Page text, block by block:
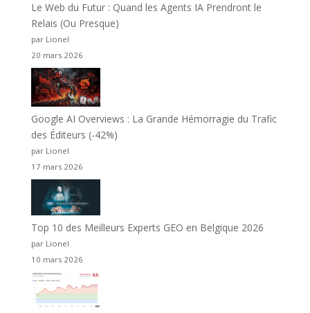
Le Web du Futur : Quand les Agents IA Prendront le
Relais (Ou Presque)
par Lionel
20 mars 2026
Google AI Overviews : La Grande Hémorragie du Trafic
des Éditeurs (-42%)
par Lionel
17 mars 2026
Top 10 des Meilleurs Experts GEO en Belgique 2026
par Lionel
10 mars 2026